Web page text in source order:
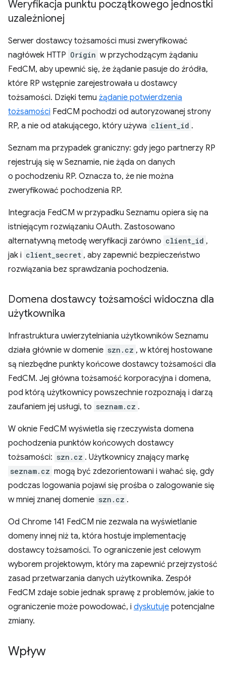
Weryfikacja punktu początkowego jednostki
uzależnionej
Serwer dostawcy tożsamości musi zweryfikować
nagłówek HTTP Origin w przychodzącym żądaniu
FedCM, aby upewnić się, że żądanie pasuje do źródła,
które RP wstępnie zarejestrowała u dostawcy
tożsamości. Dzięki temu żądanie potwierdzenia
tożsamości FedCM pochodzi od autoryzowanej strony
RP, a nie od atakującego, który używa client_id .
Seznam ma przypadek graniczny: gdy jego partnerzy RP
rejestrują się w Seznamie, nie żąda on danych
o pochodzeniu RP. Oznacza to, że nie można
zweryfikować pochodzenia RP.
Integracja FedCM w przypadku Seznamu opiera się na
istniejącym rozwiązaniu OAuth. Zastosowano
alternatywną metodę weryfikacji zarówno client_id ,
jak i client_secret , aby zapewnić bezpieczeństwo
rozwiązania bez sprawdzania pochodzenia.
Domena dostawcy tożsamości widoczna dla
użytkownika
Infrastruktura uwierzytelniania użytkowników Seznamu
działa głównie w domenie szn.cz , w której hostowane
są niezbędne punkty końcowe dostawcy tożsamości dla
FedCM. Jej główna tożsamość korporacyjna i domena,
pod którą użytkownicy powszechnie rozpoznają i darzą
zaufaniem jej usługi, to seznam.cz .
W oknie FedCM wyświetla się rzeczywista domena
pochodzenia punktów końcowych dostawcy
tożsamości: szn.cz . Użytkownicy znający markę
seznam.cz mogą być zdezorientowani i wahać się, gdy
podczas logowania pojawi się prośba o zalogowanie się
w mniej znanej domenie szn.cz .
Od Chrome 141 FedCM nie zezwala na wyświetlanie
domeny innej niż ta, która hostuje implementację
dostawcy tożsamości. To ograniczenie jest celowym
wyborem projektowym, który ma zapewnić przejrzystość
zasad przetwarzania danych użytkownika. Zespół
FedCM zdaje sobie jednak sprawę z problemów, jakie to
ograniczenie może powodować, i dyskutuje potencjalne
zmiany.
Wpływ